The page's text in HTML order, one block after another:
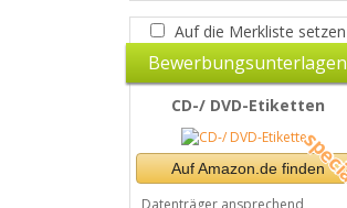
Auf die Merkliste setzen
Bewerbungsunterlagen
CD-/ DVD-Etiketten
Auf Amazon.de finden
Datenträger ansprechend